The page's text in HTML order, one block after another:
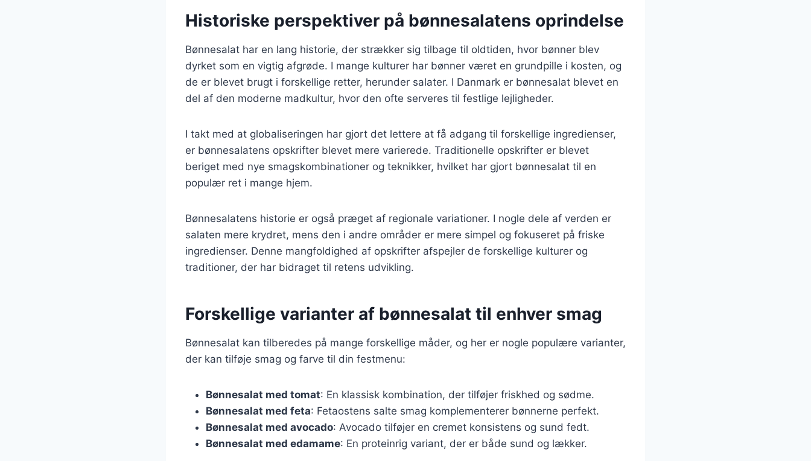
Historiske perspektiver på bønnesalatens oprindelse
Bønnesalat har en lang historie, der strækker sig tilbage til oldtiden, hvor bønner blev
dyrket som en vigtig afgrøde. I mange kulturer har bønner været en grundpille i kosten, og
de er blevet brugt i forskellige retter, herunder salater. I Danmark er bønnesalat blevet en
del af den moderne madkultur, hvor den ofte serveres til festlige lejligheder.
I takt med at globaliseringen har gjort det lettere at få adgang til forskellige ingredienser,
er bønnesalatens opskrifter blevet mere varierede. Traditionelle opskrifter er blevet
beriget med nye smagskombinationer og teknikker, hvilket har gjort bønnesalat til en
populær ret i mange hjem.
Bønnesalatens historie er også præget af regionale variationer. I nogle dele af verden er
salaten mere krydret, mens den i andre områder er mere simpel og fokuseret på friske
ingredienser. Denne mangfoldighed af opskrifter afspejler de forskellige kulturer og
traditioner, der har bidraget til retens udvikling.
Forskellige varianter af bønnesalat til enhver smag
Bønnesalat kan tilberedes på mange forskellige måder, og her er nogle populære varianter,
der kan tilføje smag og farve til din festmenu:
Bønnesalat med tomat: En klassisk kombination, der tilføjer friskhed og sødme.
Bønnesalat med feta: Fetaostens salte smag komplementerer bønnerne perfekt.
Bønnesalat med avocado: Avocado tilføjer en cremet konsistens og sund fedt.
Bønnesalat med edamame: En proteinrig variant, der er både sund og lækker.